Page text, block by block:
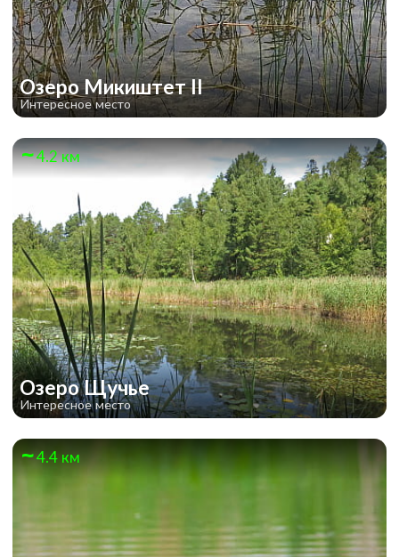
Озеро Микиштет II
Интересное место
4.2 км
Озеро Щучье
Интересное место
4.4 км